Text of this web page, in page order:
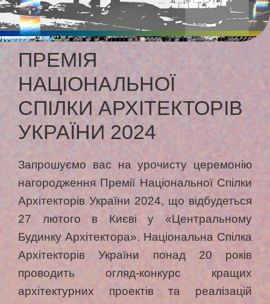
ПРЕМІЯ
НАЦІОНАЛЬНОЇ
СПІЛКИ АРХІТЕКТОРІВ
УКРАЇНИ 2024
Запрошуємо вас на урочисту церемонію
нагородження Премії Національної Спілки
Архітекторів України 2024, що відбудеться
27 лютого в Києві у «Центральному
Будинку Архітектора». Національна Спілка
Архітекторів України понад 20 років
проводить огляд-конкурс кращих
архітектурних проектів та реалізацій